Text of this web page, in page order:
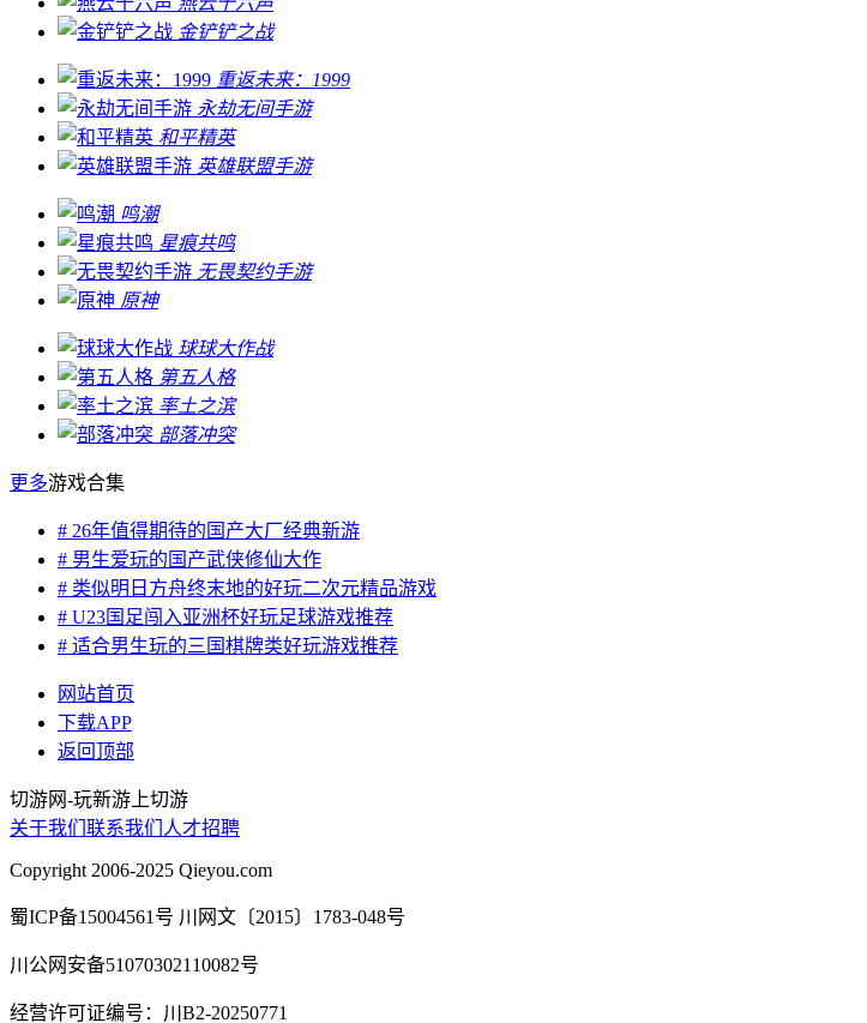
金铲铲之战
重返未来：1999
永劫无间手游
和平精英
英雄联盟手游
鸣潮
星痕共鸣
无畏契约手游
原神
球球大作战
第五人格
率土之滨
部落冲突
更多游戏合集
# 26年值得期待的国产大厂经典新游
# 男生爱玩的国产武侠修仙大作
# 类似明日方舟终末地的好玩二次元精品游戏
# U23国足闯入亚洲杯好玩足球游戏推荐
# 适合男生玩的三国棋牌类好玩游戏推荐
网站首页
下载APP
返回顶部
切游网-玩新游上切游
关于我们 联系我们 人才招聘
Copyright 2006-2025 Qieyou.com
蜀ICP备15004561号 川网文〔2015〕1783-048号
川公网安备51070302110082号
经营许可证编号：川B2-20250771